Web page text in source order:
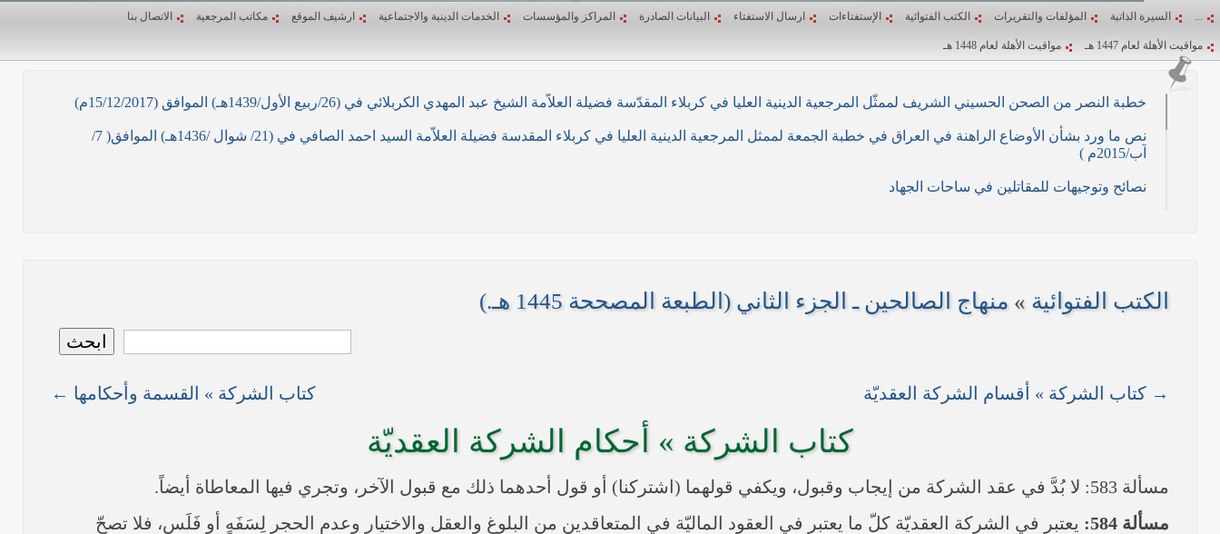
... السيرة الذاتية المؤلفات والتقريرات الكتب الفتوائية الإستفتاءات ارسال الاستفتاء البيانات الصادرة المراكز والمؤسسات الخدمات الدينية والاجتماعية ارشيف الموقع مكاتب المرجعية الاتصال بنا
مواقيت الأهلة لعام 1447 هـ مواقيت الأهلة لعام 1448 هـ
خطبة النصر من الصحن الحسيني الشريف لممثّل المرجعية الدينية العليا في كربلاء المقدّسة فضيلة العلاّمة الشيخ عبد المهدي الكربلائي في (26/ربيع الأول/1439هـ) الموافق (15/12/2017م)
نص ما ورد بشأن الأوضاع الراهنة في العراق في خطبة الجمعة لممثل المرجعية الدينية العليا في كربلاء المقدسة فضيلة العلاّمة السيد احمد الصافي في (21/ شوال /1436هـ) الموافق( 7/
آب/2015م )
نصائح وتوجيهات للمقاتلين في ساحات الجهاد
ما ورد في خطبة الجمعة لممثل المرجعية الدينية العليا في كربلاء المقدسة فضيلة العلاّمة الشيخ عبد المهدي الكربلائي في (14/ شعبان /1435هـ) الموافق ( 13/6/2014م ) بعد سيطرة (داعش)
على مناطق واسعة في محافظتي نينوى وصلاح الدين وإعلانها أنها تستهدف بقية المحافظات
بيان صادر من مكتب سماحة السيد السيستاني -دام ظلّه - في النجف الأشرف حول التطورات الأمنية الأخيرة في محافظة نينوى
الكتب الفتوائية » منهاج الصالحين ـ الجزء الثاني (الطبعة المصححة 1445 هـ.)
ابحث
كتاب الشركة » القسمة وأحكامها ← → كتاب الشركة » أقسام الشركة العقديّة
كتاب الشركة » أحكام الشركة العقديّة
مسألة 583: لا بُدَّ في عقد الشركة من إيجاب وقبول، ويكفي قولهما (اشتركنا) أو قول أحدهما ذلك مع قبول الآخر، وتجري فيها المعاطاة أيضاً.
مسألة 584:
يعتبر في الشركة العقديّة كلّ ما يعتبر في العقود الماليّة في المتعاقدين من البلوغ والعقل والاختيار وعدم الحجر لِسَفَهٍ أو فَلَس، فلا تصحّ